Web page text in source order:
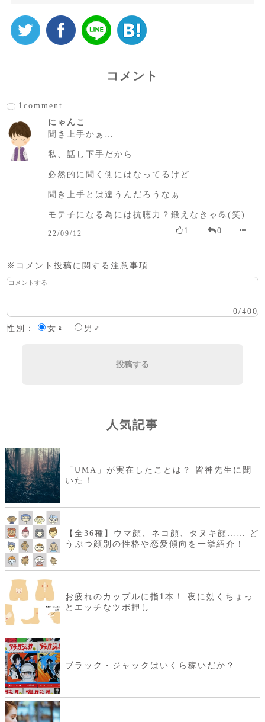
コメント
1comment
にゃんこ
聞き上手かぁ…
私、話し下手だから
必然的に聞く側にはなってるけど…
聞き上手とは違うんだろうなぁ…
モテ子になる為には抗聴力？鍛えなきゃ💪(笑)
22/09/12 1 0
※コメント投稿に関する注意事項
0/400
性別：
女♀ 男♂
投稿する
人気記事
「UMA」が実在したことは？ 皆神先生に聞
いた！
【全36種】ウマ顔、ネコ顔、タヌキ顔…… ど
うぶつ顔別の性格や恋愛傾向を一挙紹介！
お疲れのカップルに指1本！ 夜に効くちょっ
とエッチなツボ押し
ブラック・ジャックはいくら稼いだか？